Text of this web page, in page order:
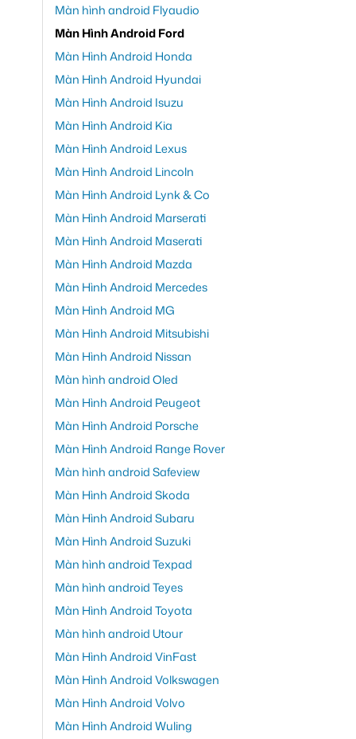
Màn hình android Flyaudio
Màn Hình Android Ford
Màn Hình Android Honda
Màn Hình Android Hyundai
Màn Hình Android Isuzu
Màn Hình Android Kia
Màn Hình Android Lexus
Màn Hình Android Lincoln
Màn Hình Android Lynk & Co
Màn Hình Android Marserati
Màn Hình Android Maserati
Màn Hình Android Mazda
Màn Hình Android Mercedes
Màn Hình Android MG
Màn Hình Android Mitsubishi
Màn Hình Android Nissan
Màn hình android Oled
Màn Hình Android Peugeot
Màn Hình Android Porsche
Màn Hình Android Range Rover
Màn hình android Safeview
Màn Hình Android Skoda
Màn Hình Android Subaru
Màn Hình Android Suzuki
Màn hình android Texpad
Màn hình android Teyes
Màn Hình Android Toyota
Màn hình android Utour
Màn Hình Android VinFast
Màn Hình Android Volkswagen
Màn Hình Android Volvo
Màn Hình Android Wuling